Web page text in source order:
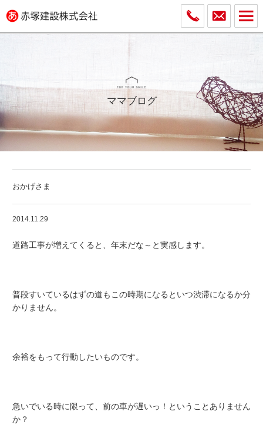
ママブログ
おかげさま
2014.11.29
道路工事が増えてくると、年末だな～と実感します。
普段すいているはずの道もこの時期になるといつ渋滞になるか分
かりません。
余裕をもって行動したいものです。
急いでいる時に限って、前の車が遅いっ！ということありません
か？